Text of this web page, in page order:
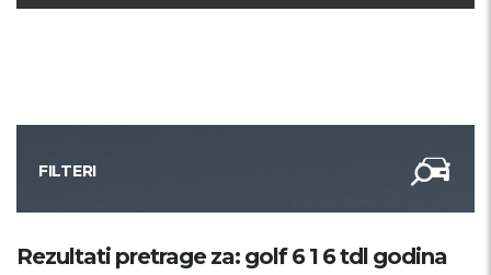
FILTERI
Kategorija
Rezultati pretrage za: golf 6 1 6 tdl godina